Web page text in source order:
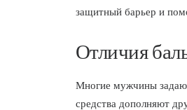
защитный барьер и
Отличия
Многие мужчины
средства дополняют